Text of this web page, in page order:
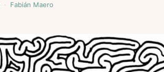
Fabián Maero